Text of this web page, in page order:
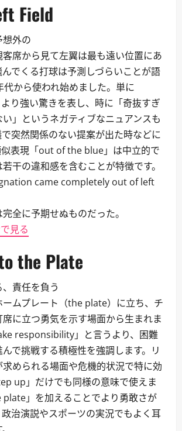
Field
想外の
客席から見て左翼は最も遠い位置にあ
んでくる打球は予測しづらいことが語
代から使われ始めました。単に
り強い驚きを表し、時に「奇抜すぎ
」というネガティブなニュアンスも
突然関係のない提案が出た時などに
似表現「out of the blue」は中立的で
干の違和感を含むことが特徴です。
came completely out of left
完全に予期せぬものだった。
見る
the Plate
、責任を負う
ームプレート（the plate）に立ち、チ
に立つ勇気を示す場面から生まれま
responsibility」と言うより、困難
で挑戦する積極性を強調します。リ
められる場面や危機的状況で特に効
up」だけでも同様の意味で使えま
」を加えることでより勇敢さが
治演説やスポーツの実況でもよく耳